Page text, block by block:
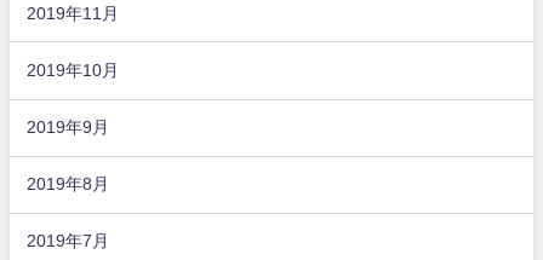
2019年11月
2019年10月
2019年9月
2019年8月
2019年7月